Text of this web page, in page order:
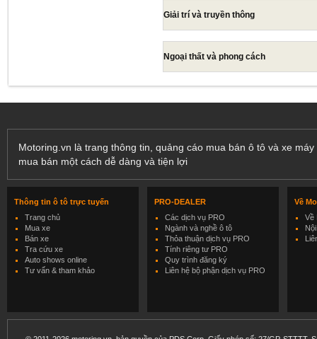
Giải trí và truyền thông
Ngoại thất và phong cách
Motoring.vn là trang thông tin, quảng cáo mua bán ô tô và xe
mua bán một cách dễ dàng và tiện lợi
Thông tin ô tô trực tuyến
Trang chủ
Mua xe
Bán xe
Tra cứu xe
Auto shows online
Tư vấn & tham khảo
PRO-DEALER
Các dịch vụ PRO
Ngành và nghề ô tô
Thỏa thuận dịch vụ PRO
Tính riêng tư PRO
Quy trình đăng ký
Liên hệ bộ phận dịch vụ PRO
Về
Về